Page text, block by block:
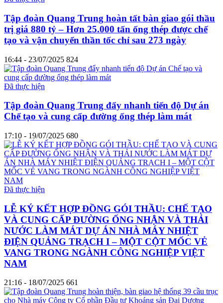
Tập đoàn Quang Trung hoàn tất bàn giao gói thầu
trị giá 880 tỷ – Hơn 25.000 tấn ống thép được chế
tạo và vận chuyển thần tốc chỉ sau 273 ngày
16:44 - 23/07/2025 824
Đã thực hiện
Tập đoàn Quang Trung đẩy nhanh tiến độ Dự án
Chế tạo và cung cấp đường ống thép làm mát
17:10 - 19/07/2025 680
Đã thực hiện
LỄ KÝ KẾT HỢP ĐỒNG GÓI THẦU: CHẾ TẠO
VÀ CUNG CẤP ĐƯỜNG ỐNG NHẬN VÀ THẢI
NƯỚC LÀM MÁT DỰ ÁN NHÀ MÁY NHIỆT
ĐIỆN QUẢNG TRẠCH I – MỘT CỘT MỐC VẺ
VANG TRONG NGÀNH CÔNG NGHIỆP VIỆT
NAM
21:16 - 18/07/2025 661